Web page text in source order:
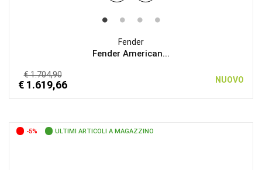
Fender
Fender American...
€ 1.704,90
€ 1.619,66 NUOVO
-5% ULTIMI ARTICOLI A MAGAZZINO